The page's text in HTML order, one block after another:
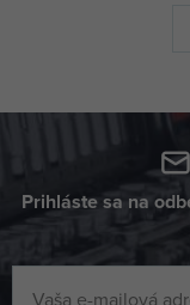
Prihláste sa na